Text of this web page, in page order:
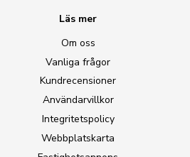
Läs mer
Om oss
Vanliga frågor
Kundrecensioner
Användarvillkor
Integritetspolicy
Webbplatskarta